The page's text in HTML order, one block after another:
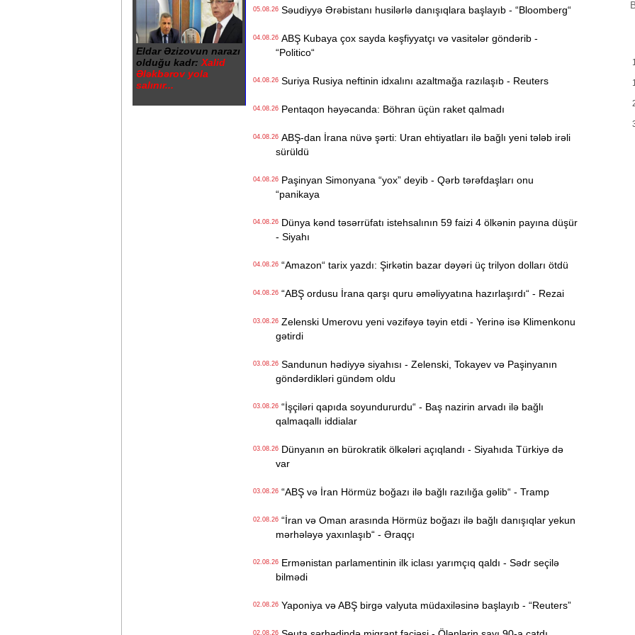
Eldar Əzizovun narazı
olduğu kadr: Xalid
Ələkbərov yola
salınır...
05.08.26Səudiyyə Ərəbistanı husilərlə danışıqlara başlayıb - “Bloomberg“
04.08.26ABŞ Kubaya çox sayda kəşfiyyatçı və vasitələr göndərib -
“Politico“
04.08.26Suriya Rusiya neftinin idxalını azaltmağa razılaşıb - Reuters
04.08.26Pentaqon həyəcanda: Böhran üçün raket qalmadı
04.08.26ABŞ-dan İrana nüvə şərti: Uran ehtiyatları ilə bağlı yeni tələb irəli
sürüldü
04.08.26Paşinyan Simonyana “yox” deyib - Qərb tərəfdaşları onu
“panikaya
04.08.26Dünya kənd təsərrüfatı istehsalının 59 faizi 4 ölkənin payına düşür
- Siyahı
04.08.26“Amazon“ tarix yazdı: Şirkətin bazar dəyəri üç trilyon dolları ötdü
04.08.26“ABŞ ordusu İrana qarşı quru əməliyyatına hazırlaşırdı“ - Rezai
03.08.26Zelenski Umerovu yeni vəzifəyə təyin etdi - Yerinə isə Klimenkonu
gətirdi
03.08.26Sandunun hədiyyə siyahısı - Zelenski, Tokayev və Paşinyanın
göndərdikləri gündəm oldu
03.08.26“İşçiləri qapıda soyundururdu“ - Baş nazirin arvadı ilə bağlı
qalmaqallı iddialar
03.08.26Dünyanın ən bürokratik ölkələri açıqlandı - Siyahıda Türkiyə də
var
03.08.26“ABŞ və İran Hörmüz boğazı ilə bağlı razılığa gəlib“ - Tramp
02.08.26“İran və Oman arasında Hörmüz boğazı ilə bağlı danışıqlar yekun
mərhələyə yaxınlaşıb“ - Əraqçı
02.08.26Ermənistan parlamentinin ilk iclası yarımçıq qaldı - Sədr seçilə
bilmədi
02.08.26Yaponiya və ABŞ birgə valyuta müdaxiləsinə başlayıb - “Reuters”
02.08.26